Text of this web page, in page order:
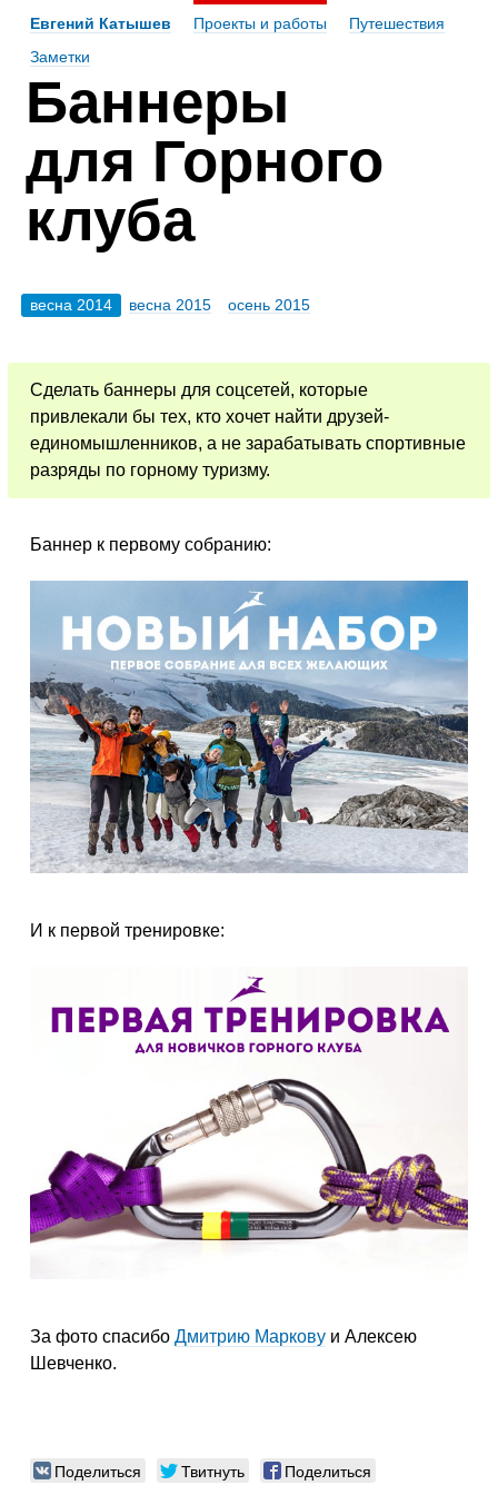
Евгений Катышев Проекты и работы
Путешествия
Заметки
Баннеры
для Горного
клуба
весна 2014 весна 2015 осень 2015
Сделать баннеры для соцсетей, которые
привлекали бы тех, кто хочет найти друзей-
единомышленников, а не зарабатывать спортивные
разряды по горному туризму.
Баннер к первому собранию:
И к первой тренировке:
За фото спасибо Дмитрию Марковуи Алексею
Шевченко.
Поделиться Твитнуть Поделиться